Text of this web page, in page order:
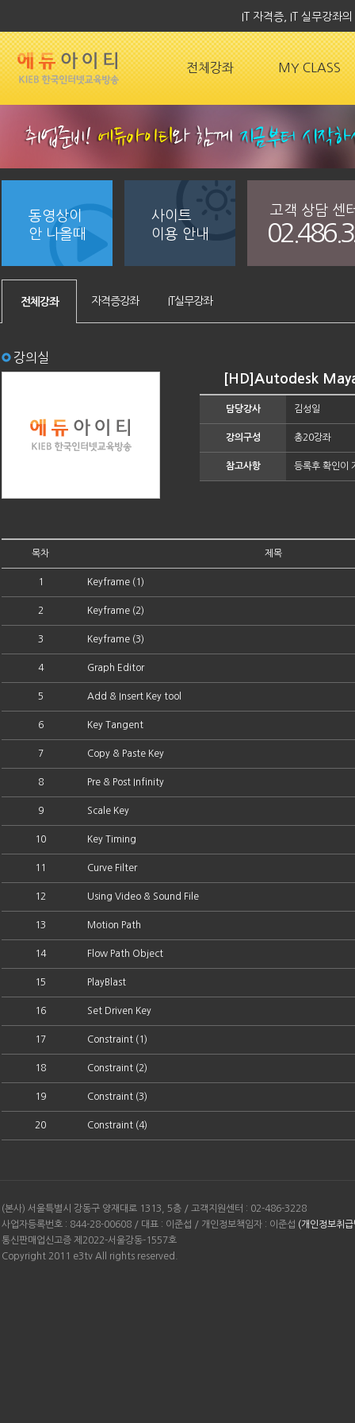
IT 자격증, IT 실무강좌
전체강좌 MY CLASS
동영상이
안 나올때
사이트
이용 안내
고객 상담 센
전체강좌 자격증강좌 IT실무강좌
강의실
[HD]Autodesk
담당강사 김성일
강의구성 총20강좌
참고사항 등록후 확인이
목차 제목
1 Keyframe (1)
2 Keyframe (2)
3 Keyframe (3)
4 Graph Editor
5 Add & Insert Key tool
6 Key Tangent
7 Copy & Paste Key
8 Pre & Post Infinity
9 Scale Key
10 Key Timing
11 Curve Filter
12 Using Video & Sound File
13 Motion Path
14 Flow Path Object
15 PlayBlast
16 Set Driven Key
17 Constraint (1)
18 Constraint (2)
19 Constraint (3)
20 Constraint (4)
(본사) 서울특별시 강동구 양재대로 1313, 5층 / 고객지원센터 : 02-486-3228
사업자등록번호 : 844-28-00608 / 대표 : 이준섭 / 개인정보책임자 : 이준섭 (개인정보취
통신판매업신고증 제2022-서울강동-1557호
Copyright 2011 e3tv All rights reserved.